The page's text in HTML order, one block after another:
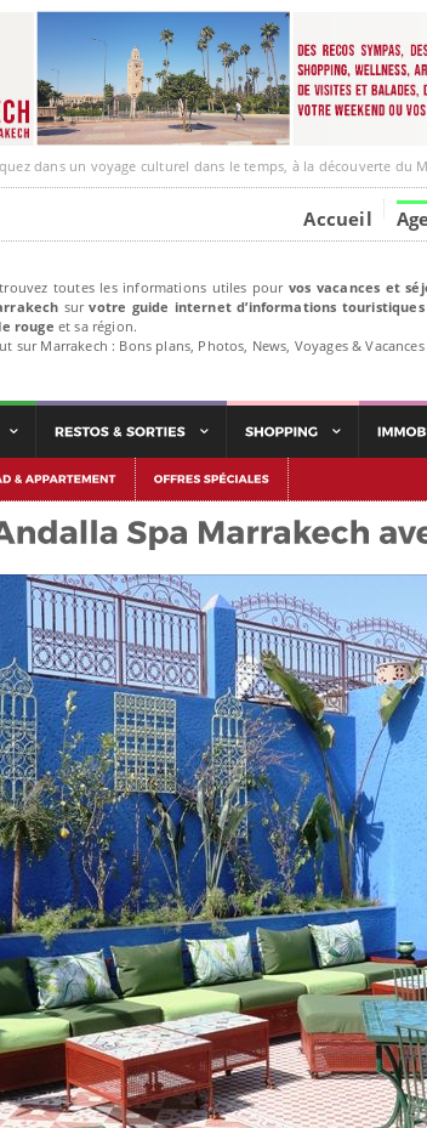
un voyage culturel dans le temps, à la découverte du Maroc des
Accueil
toutes les informations utiles pour vos vacances et
survotre guide internet d’informations touristiques
rouge et sa région.
sur Marrakech : Bons plans, Photos, News, Voyages & Vacances